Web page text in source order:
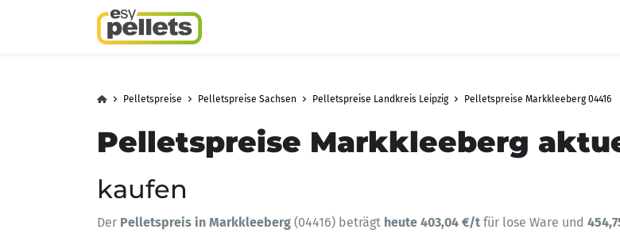
Pelletspreise Pelletspreise Sachsen Pelletspreise Landkreis Leipzig Pelletspreise Markkleeberg 04416
Pelletspreise Markkleeberg
kaufen
Der Pelletspreis in Markkleeberg (04416) beträgt heute 403,04 €/t für lose Ware und